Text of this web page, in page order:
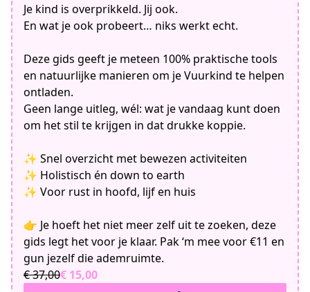
Je kind is overprikkeld. Jij ook.
En wat je ook probeert… niks werkt echt.
Deze gids geeft je meteen 100% praktische tools
en natuurlijke manieren om je Vuurkind te helpen
ontladen.
Geen lange uitleg, wél: wat je vandaag kunt doen
om het stil te krijgen in dat drukke koppie.
✨ Snel overzicht met bewezen activiteiten
✨ Holistisch én down to earth
✨ Voor rust in hoofd, lijf en huis
👉 Je hoeft het niet meer zelf uit te zoeken, deze
gids legt het voor je klaar. Pak ‘m mee voor €11 en
gun jezelf die ademruimte.
€ 37,00€ 15,00